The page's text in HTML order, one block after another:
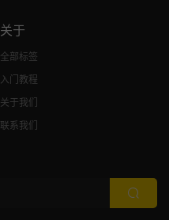
关于
全部标签
入门教程
关于我们
联系我们